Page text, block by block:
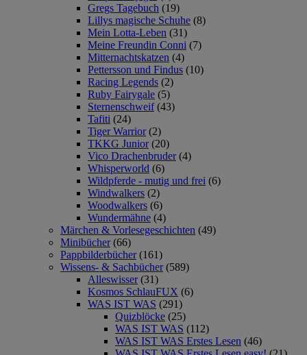
Gregs Tagebuch (19)
Lillys magische Schuhe (8)
Mein Lotta-Leben (31)
Meine Freundin Conni (7)
Mitternachtskatzen (4)
Pettersson und Findus (10)
Racing Legends (2)
Ruby Fairygale (5)
Sternenschweif (43)
Tafiti (24)
Tiger Warrior (2)
TKKG Junior (20)
Vico Drachenbruder (4)
Whisperworld (6)
Wildpferde - mutig und frei (6)
Windwalkers (2)
Woodwalkers (6)
Wundermähne (4)
Märchen & Vorlesegeschichten (49)
Minibücher (66)
Pappbilderbücher (161)
Wissens- & Sachbücher (589)
Alleswisser (31)
Kosmos SchlauFUX (6)
WAS IST WAS (291)
Quizblöcke (25)
WAS IST WAS (112)
WAS IST WAS Erstes Lesen (46)